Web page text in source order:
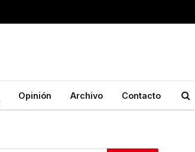
Opinión Archivo Contacto